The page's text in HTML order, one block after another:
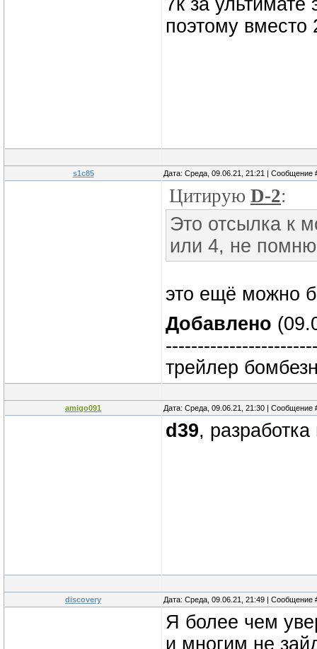
7к за
поэтому вместо
s1c85 Дата: Среда, 09.06.21, 21:21 | Сообщение
Цитирую D-2:
Это отсылка к
или 4, не
это ещё можно
Добавлено
трейлер
amigo091 Дата: Среда, 09.06.21, 21:30 | Сообщение
d39,
discovery Дата: Среда, 09.06.21, 21:49 | Сообщение
Я более чем
и многим не